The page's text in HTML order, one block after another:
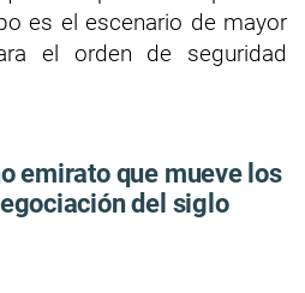
es el escenario de mayor
el orden de seguridad
emirato que mueve los
del siglo